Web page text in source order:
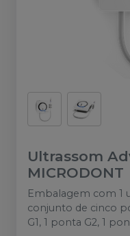
Ultrassom
MICRODONT
Embalagem com 1
conjunto de cinco
G1, 1 ponta G2, 1